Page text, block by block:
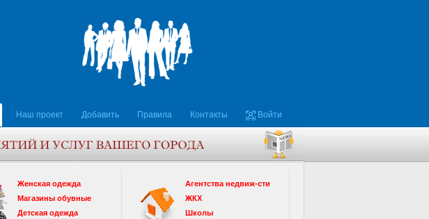
Наш проект Добавить Правила Контакты Войти
Женская одежда
Магазины обувные
Детская одежда
Агентства недвиж-сти
ЖКХ
Школы